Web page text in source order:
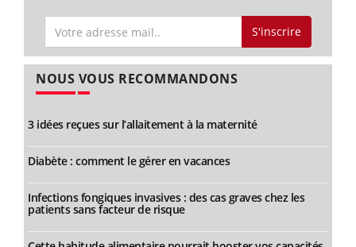
S'inscrire
NOUS VOUS RECOMMANDONS
3 idées reçues sur l’allaitement à la maternité
Diabète : comment le gérer en vacances
Infections fongiques invasives : des cas graves chez les
patients sans facteur de risque